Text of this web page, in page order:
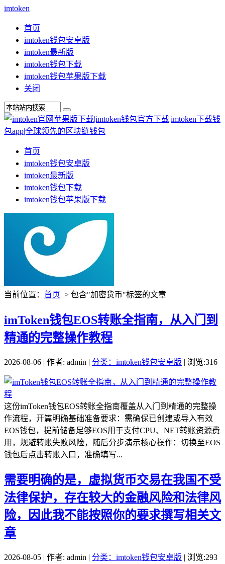
imtoken
首页
imtoken钱包安卓版
imtoken最新版
imtoken钱包下载
imtoken钱包苹果版下载
关闭
首页
imtoken钱包安卓版
imtoken最新版
imtoken钱包下载
imtoken钱包苹果版下载
当前位置： 首页 > 包含"加密货币"标签的文章
imToken钱包EOS转账全指南，从入门到
精通的完整操作教程
2026-08-06 | 作者: admin | 分类：imtoken钱包安卓版 | 浏览:316
这份imToken钱包EOS转账全指南覆盖从入门到精通的完整操
作流程，开篇明确基础准备要求：需确保已创建或导入有效
EOS钱包，提前储备足够EOS用于支付CPU、NET转账资源费
用，规避转账失败风险，随后分步演示核心操作：切换至EOS
钱包后点击转账入口，准确填写...
需要明确的是，虚拟货币交易在我国不受
法律保护，存在较大的金融风险和法律风
险，因此我不能按照你的要求撰写相关文
章
2026-08-05 | 作者: admin | 分类：imtoken钱包安卓版 | 浏览:293